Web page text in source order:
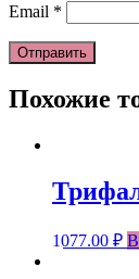
Email *
Похожие
1077.00 ₽ В